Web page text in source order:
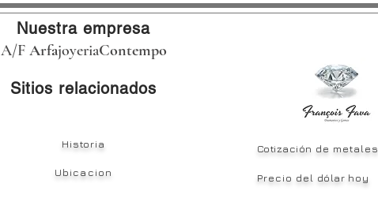
Nuestra empresa
A/F ArfajoyeriaContempo
Sitios relacionados
Historia
Ubicacion
Cotización de metales
Precio del dólar hoy